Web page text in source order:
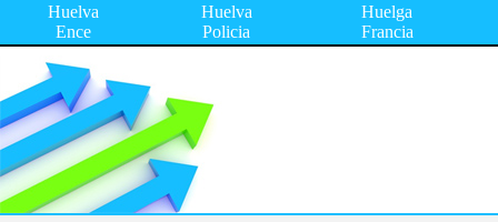
Huelva
Ence
Huelva
Policia
Huelga
Francia